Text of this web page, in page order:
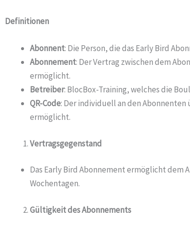
Definitionen
Abonnent: Die Person, die das Early Bird
Abonnement: Der Vertrag zwischen dem
ermöglicht.
Betreiber: BlocBox-Training, welches die
QR-Code: Der individuell an den
ermöglicht.
Vertragsgegenstand
Das Early Bird Abonnement ermöglicht dem
Wochentagen.
Gültigkeit des Abonnements